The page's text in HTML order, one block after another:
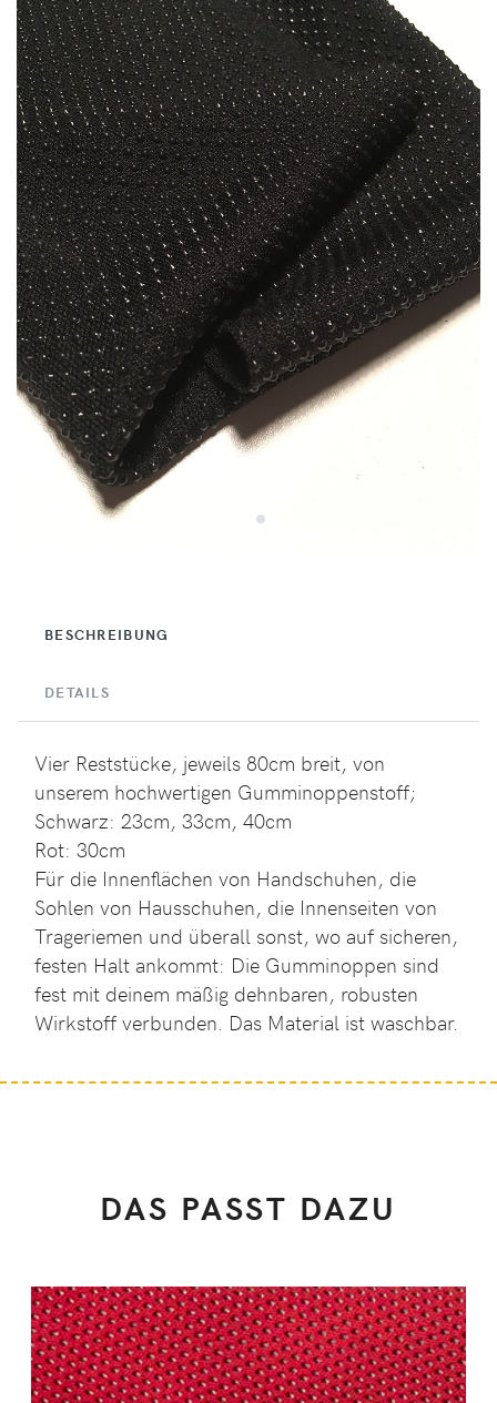
BESCHREIBUNG
DETAILS
Vier Reststücke, jeweils 80cm breit, von
unserem hochwertigen Gumminoppenstoff;
Schwarz: 23cm, 33cm, 40cm
Rot: 30cm
Für die Innenflächen von Handschuhen, die
Sohlen von Hausschuhen, die Innenseiten von
Trageriemen und überall sonst, wo auf sicheren,
festen Halt ankommt: Die Gumminoppen sind
fest mit deinem mäßig dehnbaren, robusten
Wirkstoff verbunden. Das Material ist waschbar.
DAS PASST DAZU